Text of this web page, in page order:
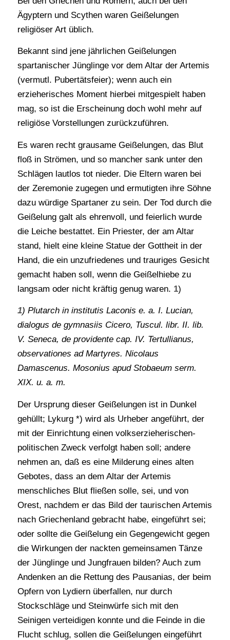
Ägyptern und Scythen waren Geißelungen
religiöser Art üblich.
Bekannt sind jene jährlichen Geißelungen
spartanischer Jünglinge vor dem Altar der Artemis
(vermutl. Pubertätsfeier); wenn auch ein
erzieherisches Moment hierbei mitgespielt haben
mag, so ist die Erscheinung doch wohl mehr auf
religiöse Vorstellungen zurückzuführen.
Es waren recht grausame Geißelungen, das Blut
floß in Strömen, und so mancher sank unter den
Schlägen lautlos tot nieder. Die Eltern waren bei
der Zeremonie zugegen und ermutigten ihre Söhne
dazu würdige Spartaner zu sein. Der Tod durch die
Geißelung galt als ehrenvoll, und feierlich wurde
die Leiche bestattet. Ein Priester, der am Altar
stand, hielt eine kleine Statue der Gottheit in der
Hand, die ein unzufriedenes und trauriges Gesicht
gemacht haben soll, wenn die Geißelhiebe zu
langsam oder nicht kräftig genug waren. 1)
1) Plutarch in institutis Laconis e. a. I. Lucian,
dialogus de gymnasiis Cicero, Tuscul. libr. II. lib.
V. Seneca, de providente cap. IV. Tertullianus,
observationes ad Martyres. Nicolaus
Damascenus. Mosonius apud Stobaeum serm.
XIX. u. a. m.
Der Ursprung dieser Geißelungen ist in Dunkel
gehüllt; Lykurg *) wird als Urheber angeführt, der
mit der Einrichtung einen volkserzieherischen-
politischen Zweck verfolgt haben soll; andere
nehmen an, daß es eine Milderung eines alten
Gebotes, dass an dem Altar der Artemis
menschliches Blut fließen solle, sei, und von
Orest, nachdem er das Bild der taurischen Artemis
nach Griechenland gebracht habe, eingeführt sei;
oder sollte die Geißelung ein Gegengewicht gegen
die Wirkungen der nackten gemeinsamen Tänze
der Jünglinge und Jungfrauen bilden? Auch zum
Andenken an die Rettung des Pausanias, der beim
Opfern von Lydiern überfallen, nur durch
Stockschläge und Steinwürfe sich mit den
Seinigen verteidigen konnte und die Feinde in die
Flucht schlug, sollen die Geißelungen eingeführt